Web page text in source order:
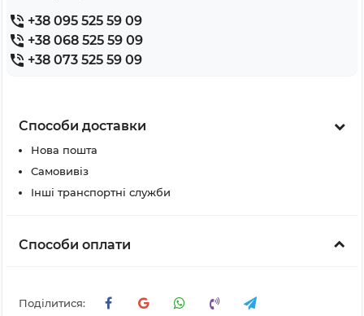
+38 095 525 59 09
+38 068 525 59 09
+38 073 525 59 09
Способи доставки
Нова пошта
Самовивіз
Інші транспортні служби
Способи оплати
Поділитися: